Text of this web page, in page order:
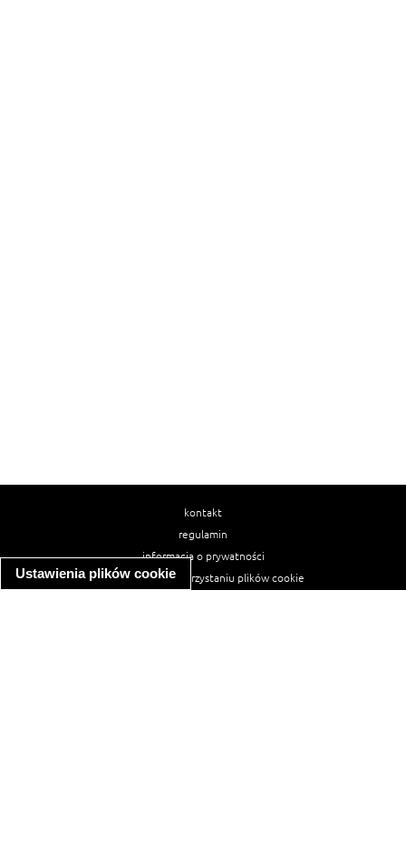
Ustawienia plików cookie
kontakt
regulamin
informacja o prywatności
informacja o wykorzystaniu plików cookie